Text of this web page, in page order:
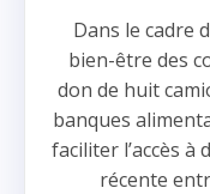
Dans le cadre
bien-être des
don de huit
banques
faciliter l’accès
récente